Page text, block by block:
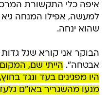
איפה כלי התקשורת
למעשה, אפילו המנחה גיא
שהוא ינחה.
הבוקר אני קורא שגל
אבטחה". הייתי שם,
היו מפגינים בעד ונגד
מנעו מהשגריר באו"ם